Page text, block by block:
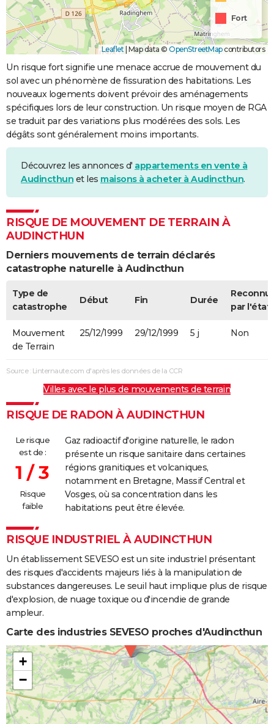
Fort
Leaflet Map data © OpenStreetMapcontributors
Un risque fort signifie une menace accrue de mouvement du
sol avec un phénomène de fissuration des habitations. Les
nouveaux logements doivent prévoir des aménagements
spécifiques lors de leur construction. Un risque moyen de RGA
se traduit par des variations plus modérées des sols. Les
dégâts sont généralement moins importants.
Découvrez les annonces d' appartements en vente à
Audincthun et les maisons à acheter à Audincthun.
RISQUE DE MOUVEMENT DE TERRAIN À
AUDINCTHUN
Derniers mouvements de terrain déclarés
catastrophe naturelle à Audincthun
Type de
catastrophe
Début Fin Durée
par l'état
Mouvement
de Terrain
25/12/1999 29/12/1999 5 j Non
Source : Linternaute.com d'après les données de la CCR
Villes avec le plus de mouvements de terrain
RISQUE DE RADON À AUDINCTHUN
Le risque
est de :
1 / 3
Risque
faible
Gaz radioactif d'origine naturelle, le radon
présente un risque sanitaire dans certaines
régions granitiques et volcaniques,
notamment en Bretagne, Massif Central et
Vosges, où sa concentration dans les
habitations peut être élevée.
RISQUE INDUSTRIEL À AUDINCTHUN
Un établissement SEVESO est un site industriel présentant
des risques d'accidents majeurs liés à la manipulation de
substances dangereuses. Le seuil haut implique plus de risque
d'explosion, de nuage toxique ou d'incendie de grande
ampleur.
Carte des industries SEVESO proches d'Audincthun
+
−